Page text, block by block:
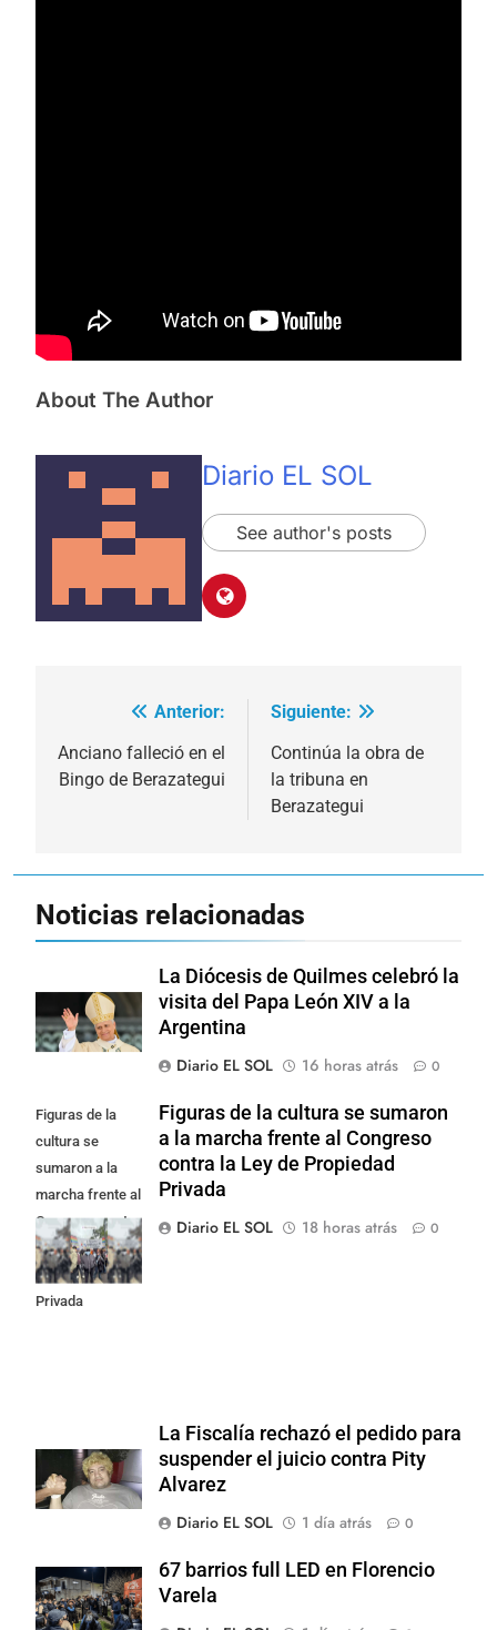
About The Author
Diario EL SOL
See author's posts
Navegación
de
entradas
Anterior:
Anciano falleció en el
Bingo de Berazategui
Siguiente:
Continúa la obra de
la tribuna en
Berazategui
Noticias relacionadas
La Diócesis de Quilmes celebró la
visita del Papa León XIV a la
Argentina
Diario EL SOL
16 horas atrás 0
Figuras de la
cultura se
sumaron a la
marcha frente al
Congreso contra
la Ley de
Propiedad
Privada
Figuras de la cultura se sumaron
a la marcha frente al Congreso
contra la Ley de Propiedad
Privada
Diario EL SOL
18 horas atrás 0
La Fiscalía rechazó el pedido para
suspender el juicio contra Pity
Alvarez
Diario EL SOL
1 día atrás 0
67 barrios full LED en Florencio
Varela